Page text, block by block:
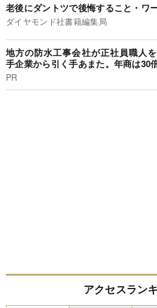
老後にダントツで後悔すること・ワ
ダイヤモンド社書籍編集局
地方の防水工事会社が正社員職人
手企業から引く手あまた。年商は30
PR
アクセスラン